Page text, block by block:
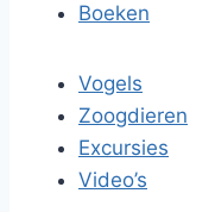
Boeken
Vogels
Zoogdieren
Excursies
Video’s